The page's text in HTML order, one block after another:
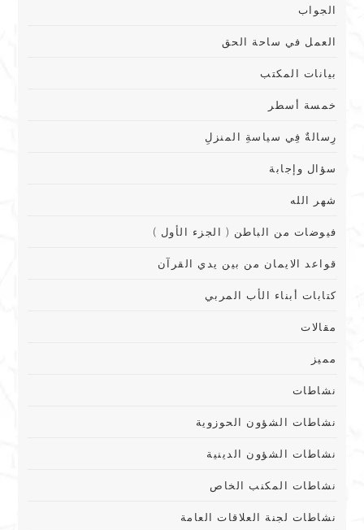
الجواب
العمل في ساحة الحق
بيانات المكتب
خمسة أسطر
رِسالةٌ فِي سياسةِ المنزلِ
سؤال وإجابة
شهر الله
فيوضات من الباطن ( الجزء الأول )
قواعد الايمان من بين يدي القرآن
كتابات أبناء الأب المربي
مقالات
مميز
نشاطات
نشاطات الشؤون الحوزوية
نشاطات الشؤون الدينية
نشاطات المكنب الخاص
نشاطات لجنة العلاقات العامة